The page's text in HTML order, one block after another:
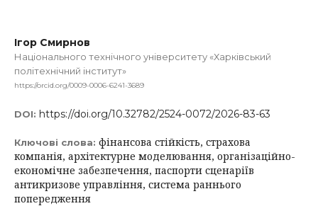
Ігор Смирнов
Національного технічного університету «Харківський
політехнічний інститут»
https://orcid.org/0009-0006-6241-3689
DOI: https://doi.org/10.32782/2524-0072/2026-83-63
Ключові слова: фінансова стійкість, страхова
компанія, архітектурне моделювання, організаційно-
економічне забезпечення, паспорти сценаріїв
антикризове управління, система раннього
попередження